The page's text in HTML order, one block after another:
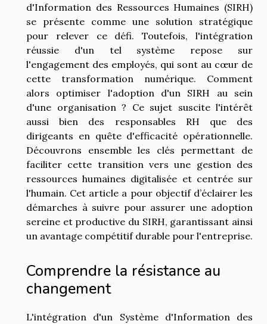
d'Information des Ressources Humaines (SIRH)
se présente comme une solution stratégique
pour relever ce défi. Toutefois, l'intégration
réussie d'un tel système repose sur
l'engagement des employés, qui sont au cœur de
cette transformation numérique. Comment
alors optimiser l'adoption d'un SIRH au sein
d'une organisation ? Ce sujet suscite l'intérêt
aussi bien des responsables RH que des
dirigeants en quête d'efficacité opérationnelle.
Découvrons ensemble les clés permettant de
faciliter cette transition vers une gestion des
ressources humaines digitalisée et centrée sur
l'humain. Cet article a pour objectif d’éclairer les
démarches à suivre pour assurer une adoption
sereine et productive du SIRH, garantissant ainsi
un avantage compétitif durable pour l'entreprise.
Comprendre la résistance au
changement
L'intégration d'un Système d'Information des